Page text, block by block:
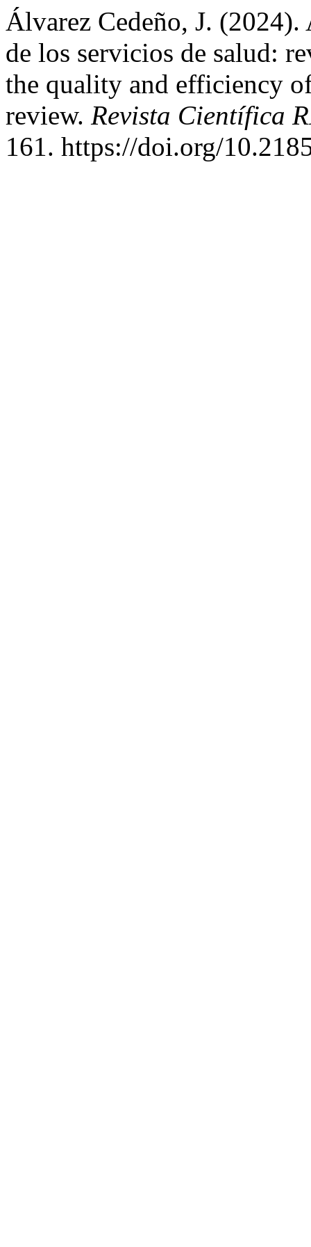
Álvarez Cedeño, J.
de los servicios de salud:
the quality and efficiency
review. Revista Científica
161. https://doi.org/